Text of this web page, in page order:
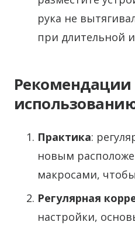
рука не
при длительной
Рекомендации
Практика:
новым
макросами,
Регулярная
настройки,